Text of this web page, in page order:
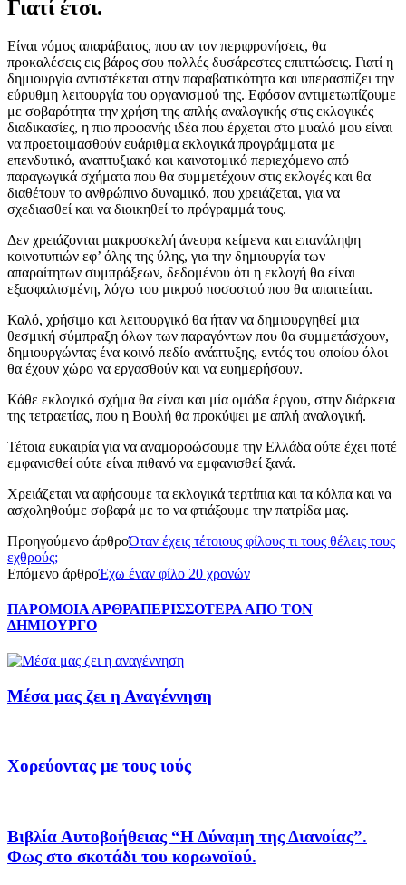
Γιατί έτσι.
Είναι νόμος απαράβατος, που αν τον περιφρονήσεις, θα
προκαλέσεις εις βάρος σου πολλές δυσάρεστες επιπτώσεις. Γιατί η
δημιουργία αντιστέκεται στην παραβατικότητα και υπερασπίζει την
εύρυθμη λειτουργία του οργανισμού της. Εφόσον αντιμετωπίζουμε
με σοβαρότητα την χρήση της απλής αναλογικής στις εκλογικές
διαδικασίες, η πιο προφανής ιδέα που έρχεται στο μυαλό μου είναι
να προετοιμασθούν ευάριθμα εκλογικά προγράμματα με
επενδυτικό, αναπτυξιακό και καινοτομικό περιεχόμενο από
παραγωγικά σχήματα που θα συμμετέχουν στις εκλογές και θα
διαθέτουν το ανθρώπινο δυναμικό, που χρειάζεται, για να
σχεδιασθεί και να διοικηθεί το πρόγραμμά τους.
Δεν χρειάζονται μακροσκελή άνευρα κείμενα και επανάληψη
κοινοτυπιών εφ’ όλης της ύλης, για την δημιουργία των
απαραίτητων συμπράξεων, δεδομένου ότι η εκλογή θα είναι
εξασφαλισμένη, λόγω του μικρού ποσοστού που θα απαιτείται.
Καλό, χρήσιμο και λειτουργικό θα ήταν να δημιουργηθεί μια
θεσμική σύμπραξη όλων των παραγόντων που θα συμμετάσχουν,
δημιουργώντας ένα κοινό πεδίο ανάπτυξης, εντός του οποίου όλοι
θα έχουν χώρο να εργασθούν και να ευημερήσουν.
Κάθε εκλογικό σχήμα θα είναι και μία ομάδα έργου, στην διάρκεια
της τετραετίας, που η Βουλή θα προκύψει με απλή αναλογική.
Τέτοια ευκαιρία για να αναμορφώσουμε την Ελλάδα ούτε έχει ποτέ
εμφανισθεί ούτε είναι πιθανό να εμφανισθεί ξανά.
Χρειάζεται να αφήσουμε τα εκλογικά τερτίπια και τα κόλπα και να
ασχοληθούμε σοβαρά με το να φτιάξουμε την πατρίδα μας.
Προηγούμενο άρθροΌταν έχεις τέτοιους φίλους τι τους θέλεις τους
εχθρούς;
Επόμενο άρθροΈχω έναν φίλο 20 χρονών
ΠΑΡΟΜΟΙΑ ΑΡΘΡΑΠΕΡΙΣΣΟΤΕΡΑ ΑΠΟ ΤΟΝ
ΔΗΜΙΟΥΡΓΟ
Μέσα μας ζει η Αναγέννηση
Χορεύοντας με τους ιούς
Βιβλία Αυτοβοήθειας “Η Δύναμη της Διανοίας”.
Φως στο σκοτάδι του κορωνοϊού.